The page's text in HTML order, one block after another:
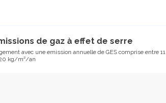
de gaz à effet de serre
avec une emission annuelle de GES comprise entre 11
kg/m²/an